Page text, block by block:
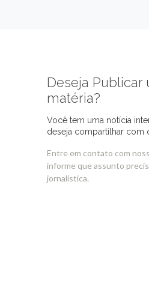
Deseja Publicar
matéria?
Você tem uma notícia
deseja compartilhar com
Entre em contato com
informe que assunto
jornalística.